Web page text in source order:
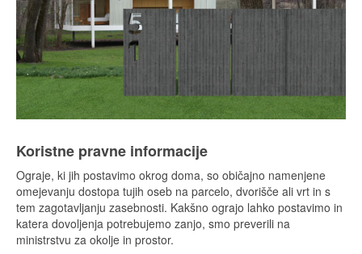
Koristne pravne informacije
Ograje, ki jih postavimo okrog doma, so običajno namenjene
omejevanju dostopa tujih oseb na parcelo, dvorišče ali vrt in s
tem zagotavljanju zasebnosti. Kakšno ograjo lahko postavimo in
katera dovoljenja potrebujemo zanjo, smo preverili na
ministrstvu za okolje in prostor.